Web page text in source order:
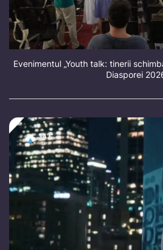
Evenimentul „Youth talk: tinerii
Diasporei